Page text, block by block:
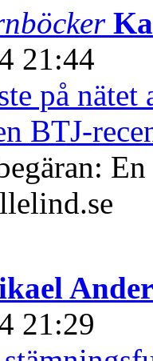
21:44
på nätet
BTJ-
21:29